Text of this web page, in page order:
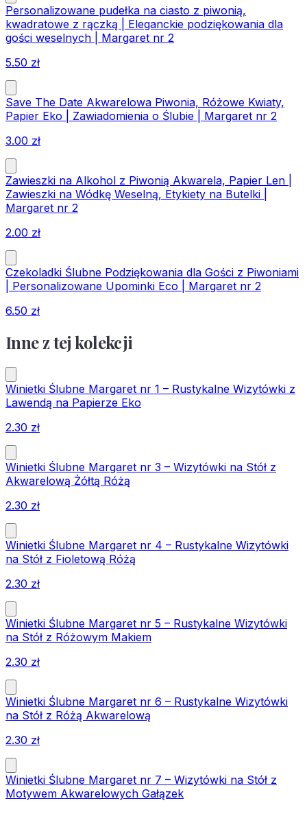
Personalizowane pudełka na ciasto z piwonią,
kwadratowe z rączką | Eleganckie podziękowania dla
gości weselnych | Margaret nr 2
5.50 zł
Save The Date Akwarelowa Piwonia, Różowe Kwiaty,
Papier Eko | Zawiadomienia o Ślubie | Margaret nr 2
3.00 zł
Zawieszki na Alkohol z Piwonią Akwarela, Papier Len |
Zawieszki na Wódkę Weselną, Etykiety na Butelki |
Margaret nr 2
2.00 zł
Czekoladki Ślubne Podziękowania dla Gości z Piwoniami
| Personalizowane Upominki Eco | Margaret nr 2
6.50 zł
Inne z tej kolekcji
Winietki Ślubne Margaret nr 1 – Rustykalne Wizytówki z
Lawendą na Papierze Eko
2.30 zł
Winietki Ślubne Margaret nr 3 – Wizytówki na Stół z
Akwarelową Żółtą Różą
2.30 zł
Winietki Ślubne Margaret nr 4 – Rustykalne Wizytówki
na Stół z Fioletową Różą
2.30 zł
Winietki Ślubne Margaret nr 5 – Rustykalne Wizytówki
na Stół z Różowym Makiem
2.30 zł
Winietki Ślubne Margaret nr 6 – Rustykalne Wizytówki
na Stół z Różą Akwarelową
2.30 zł
Winietki Ślubne Margaret nr 7 – Wizytówki na Stół z
Motywem Akwarelowych Gałązek